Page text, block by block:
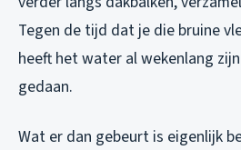
Tegen de tijd dat je die bruine
heeft het water al wekenlang
gedaan.
Wat er dan gebeurt is eigenlijk